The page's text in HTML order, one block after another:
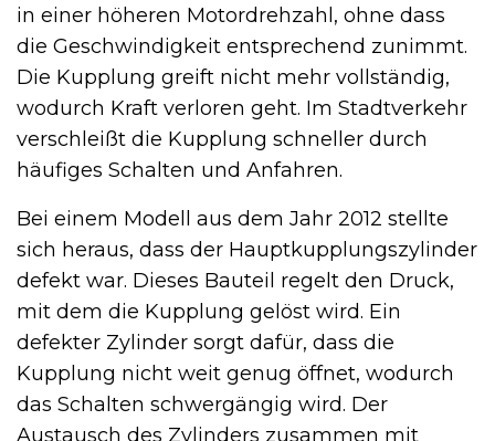
in einer höheren Motordrehzahl, ohne dass
die Geschwindigkeit entsprechend zunimmt.
Die Kupplung greift nicht mehr vollständig,
wodurch Kraft verloren geht. Im Stadtverkehr
verschleißt die Kupplung schneller durch
häufiges Schalten und Anfahren.
Bei einem Modell aus dem Jahr 2012 stellte
sich heraus, dass der Hauptkupplungszylinder
defekt war. Dieses Bauteil regelt den Druck,
mit dem die Kupplung gelöst wird. Ein
defekter Zylinder sorgt dafür, dass die
Kupplung nicht weit genug öffnet, wodurch
das Schalten schwergängig wird. Der
Austausch des Zylinders zusammen mit